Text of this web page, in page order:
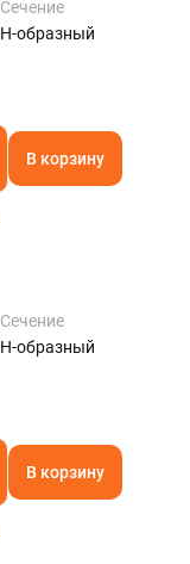
Сечение
Н-образный
В корзину
Сечение
Н-образный
В корзину